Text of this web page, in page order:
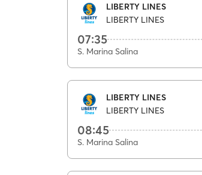
LIBERTY LINES
LIBERTY LINES
07:35
S. Marina Salina
LIBERTY LINES
LIBERTY LINES
08:45
S. Marina Salina